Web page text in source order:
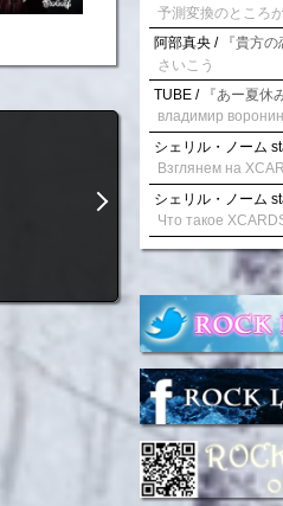
阿部真央 / 『貴方
さいこう
TUBE / 『あー夏休
владимир
シェリル・ノーム
シェリル・ノーム